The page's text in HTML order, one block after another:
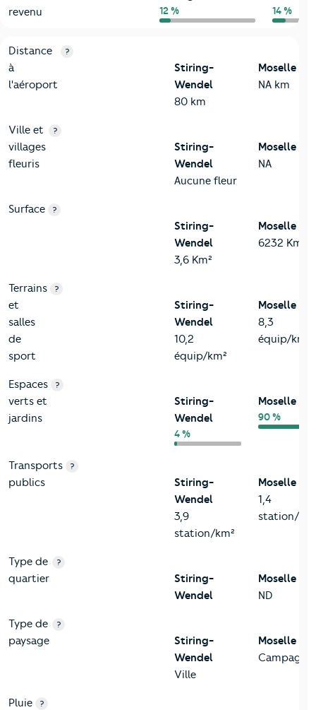
revenu
12 % 14 %
3-Environnement
Critères Stiring-Wendel
Distance
à
l'aéroport
?
Stiring-
Wendel
80 km
Moselle
NA km
Ville et
villages
fleuris
?
Stiring-
Wendel
Aucune fleur
Moselle
NA
Surface ?
Stiring-
Wendel
3,6 Km²
Moselle
6232 Km²
Terrains
et
salles
de
sport
?
Stiring-
Wendel
10,2
équip/km²
Moselle
8,3
équip/km²
Espaces
verts et
jardins
?
Stiring-
Wendel
4 %
Moselle
90 %
Transports
publics
?
Stiring-
Wendel
3,9
station/km²
Moselle
1,4
station/
Type de
quartier
?
Stiring-
Wendel
Moselle
ND
Type de
paysage
?
Stiring-
Wendel
Ville
Moselle
Campagne
Pluie ?